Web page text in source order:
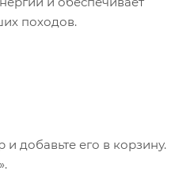
походов.
добавьте его в корзину.